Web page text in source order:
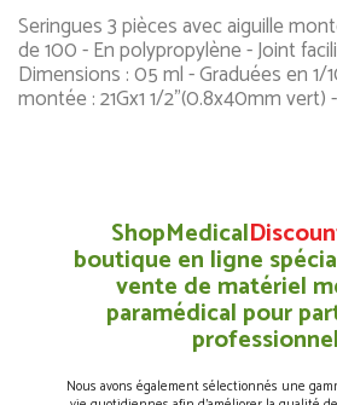
Seringues 3 pièces avec aiguille
de 100 - En polypropylène - Joint
Dimensions : 05 ml - Graduées en 1/
montée : 21Gx1 1/2"(0.8x40mm vert)
ShopMedical
boutique en ligne
vente de matériel
paramédical pour
Nous avons également sélectionnés une